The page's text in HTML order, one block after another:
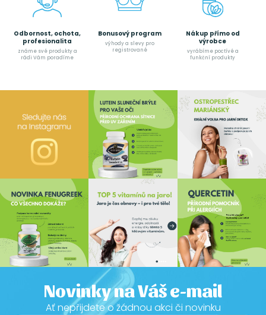
Odbornost, ochota,
profesionalita
známe své produkty a
rádi Vám poradíme
Bonusový program
výhody a slevy pro
registrované
Nákup přímo od
výrobce
vyrábíme poctívé a
funkční produkty
Novinky na Váš e-mail
Ať nepřijdete o žádnou akci či novinku